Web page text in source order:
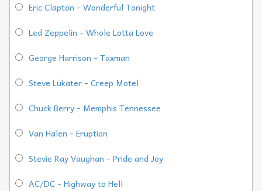
Eric Clapton - Wonderful Tonight
Led Zeppelin - Whole Lotta Love
George Harrison - Taxman
Steve Lukater - Creep Motel
Chuck Berry - Memphis Tennessee
Van Halen - Eruption
Stevie Ray Vaughan - Pride and Joy
AC/DC - Highway to Hell